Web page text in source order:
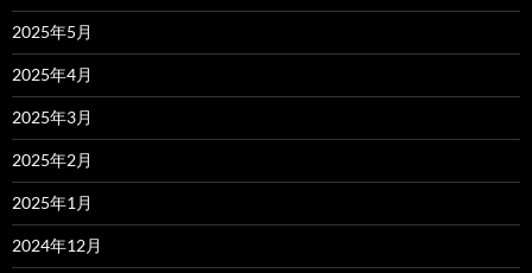
2025年5月
2025年4月
2025年3月
2025年2月
2025年1月
2024年12月